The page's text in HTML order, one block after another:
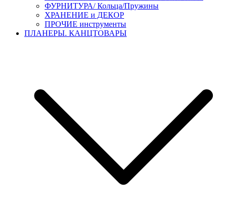
ФУРНИТУРА/ Кольца/Пружины
ХРАНЕНИЕ и ДЕКОР
ПРОЧИЕ инструменты
ПЛАНЕРЫ. КАНЦТОВАРЫ